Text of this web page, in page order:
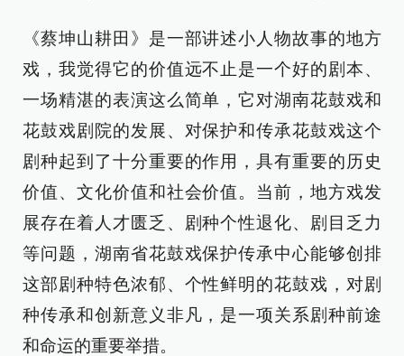
《蔡坤山耕田》是一部讲述小人物故事的地方
戏，我觉得它的价值远不止是一个好的剧本、
一场精湛的表演这么简单，它对湖南花鼓戏和
花鼓戏剧院的发展、对保护和传承花鼓戏这个
剧种起到了十分重要的作用，具有重要的历史
价值、文化价值和社会价值。当前，地方戏发
展存在着人才匮乏、剧种个性退化、剧目乏力
等问题，湖南省花鼓戏保护传承中心能够创排
这部剧种特色浓郁、个性鲜明的花鼓戏，对剧
种传承和创新意义非凡，是一项关系剧种前途
和命运的重要举措。